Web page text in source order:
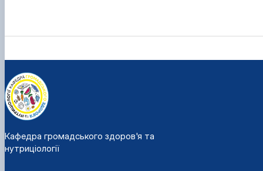
Кафедра громадського здоров'я та
нутриціології